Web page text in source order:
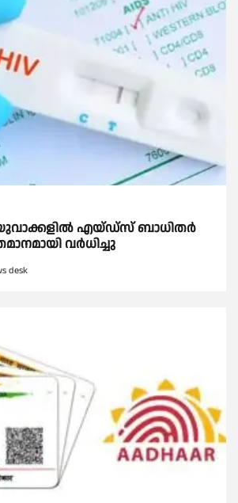
എയ്ഡ്സ് ബാധിതര്‍
വർധിച്ചു
desk